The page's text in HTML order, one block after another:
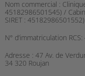
Nom commercial :
45182986501545) /
SIRET : 45182986501552)
N° d’immatriculation RCS:
Adresse : 47 Av. de
34 320 Roujan